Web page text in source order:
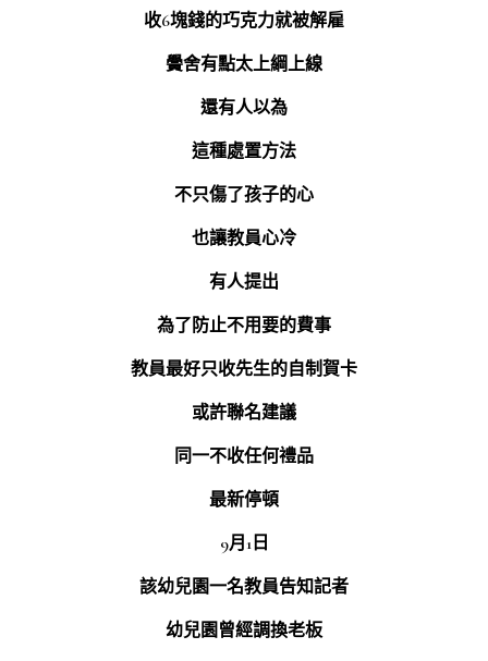
收6塊錢的巧克力就被解雇
黌舍有點太上綱上線
還有人以為
這種處置方法
不只傷了孩子的心
也讓教員心冷
有人提出
為了防止不用要的費事
教員最好只收先生的自制賀卡
或許聯名建議
同一不收任何禮品
最新停頓
9月1日
該幼兒園一名教員告知記者
幼兒園曾經調換老板